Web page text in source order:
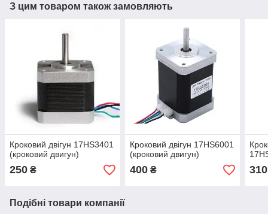
З цим товаром також замовляють
Кроковий двігун 17HS3401
(кроковий двигун)
250 ₴
Кроковий двігун 17HS6001
(кроковий двигун)
400₴ 310
Подібні товари компанії